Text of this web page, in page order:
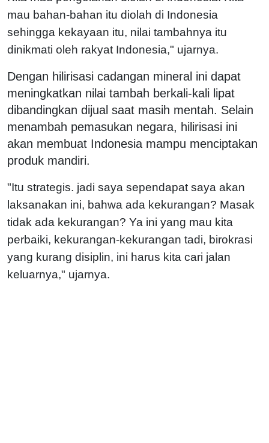
mau bahan-bahan itu diolah di Indonesia
sehingga kekayaan itu, nilai tambahnya itu
dinikmati oleh rakyat Indonesia," ujarnya.
Dengan hilirisasi cadangan mineral ini dapat
meningkatkan nilai tambah berkali-kali lipat
dibandingkan dijual saat masih mentah. Selain
menambah pemasukan negara, hilirisasi ini
akan membuat Indonesia mampu menciptakan
produk mandiri.
"Itu strategis. jadi saya sependapat saya akan
laksanakan ini, bahwa ada kekurangan? Masak
tidak ada kekurangan? Ya ini yang mau kita
perbaiki, kekurangan-kekurangan tadi, birokrasi
yang kurang disiplin, ini harus kita cari jalan
keluarnya," ujarnya.